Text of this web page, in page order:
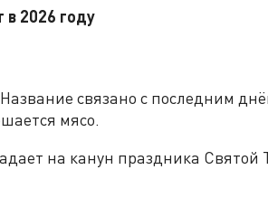
в 2026 году
связано с последним
мясо.
на канун праздника Святой